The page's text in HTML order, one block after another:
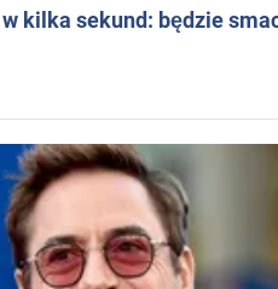
kilka sekund: będzie